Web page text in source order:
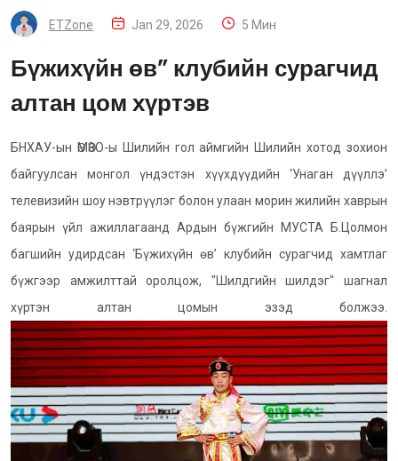
ETZone Jan 29, 2026 5 Мин
Бүжихүйн өв” клубийн сурагчид
алтан цом хүртэв
БНХАУ-ын ӨМӨЗО-ы Шилийн гол аймгийн Шилийн хотод зохион
байгуулсан монгол үндэстэн хүүхдүүдийн ‘Унаган дүүллэ’
телевизийн шоу нэвтрүүлэг болон улаан морин жилийн хаврын
баярын үйл ажиллагаанд Ардын бүжгийн МУСТА Б.Цолмон
багшийн удирдсан ‘Бүжихүйн өв’ клубийн сурагчид хамтлаг
бүжгээр амжилттай оролцож, "Шилдгийн шилдэг" шагнал
хүртэн алтан цомын эзэд болжээ.